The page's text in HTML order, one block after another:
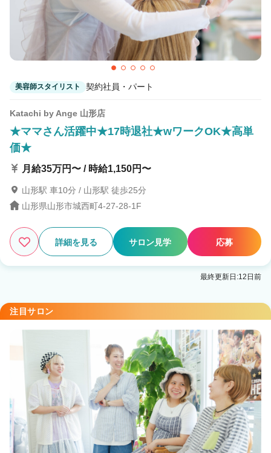
検索する
美容師スタイリスト 契約社員・パート
Katachi by Ange 山形店
★ママさん活躍中★17時退社★wワークOK★高単
価★
月給35万円〜 / 時給1,150円〜
山形駅 車10分 / 山形駅 徒歩25分
山形県山形市城西町4-27-28-1F
詳細を見る サロン見学 応募
最終更新日:12日前
注目サロン